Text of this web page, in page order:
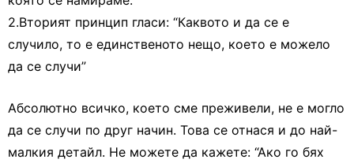
2.Вторият принцип гласи: “Каквото и да се е
случило, то е единственото нещо, което е можело
да се случи”
Абсолютно всичко, което сме преживели, не е могло
да се случи по друг начин. Това се отнася и до най-
малкия детайл. Не можете да кажете: “Ако го бях